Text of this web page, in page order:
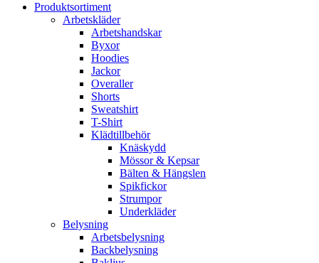
Produktsortiment
Arbetskläder
Arbetshandskar
Byxor
Hoodies
Jackor
Overaller
Shorts
Sweatshirt
T-Shirt
Klädtillbehör
Knäskydd
Mössor & Kepsar
Bälten & Hängslen
Spikfickor
Strumpor
Underkläder
Belysning
Arbetsbelysning
Backbelysning